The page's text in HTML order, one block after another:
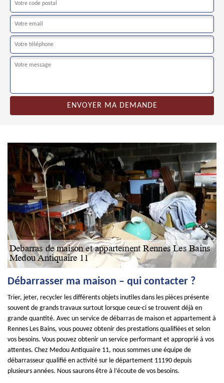
Débarrasser ma maison – qui contacter ?
Trier, jeter, recycler les différents objets inutiles dans les pièces présente
souvent de grands travaux surtout lorsque ceux-ci se trouvent déjà en
grande quantité. Avec un service de débarras de maison et appartement à
Rennes Les Bains, vous pouvez obtenir des prestations qualifiées et selon
vos besoins. Vous pouvez obtenir un service performant et approprié à vos
attentes. Chez Medou Antiquaire 11, nous sommes une équipe de
débarrasseur qualifié en activité sur le département 11190 depuis
plusieurs années. Nous saurons être à l’écoute de vos besoins.